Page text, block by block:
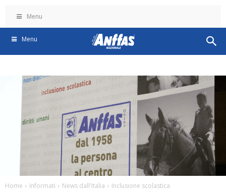
Menu
Menu
Home Informati News dall'Italia Inclusione scolastica